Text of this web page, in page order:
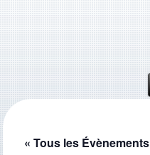
« Tous les Évènements